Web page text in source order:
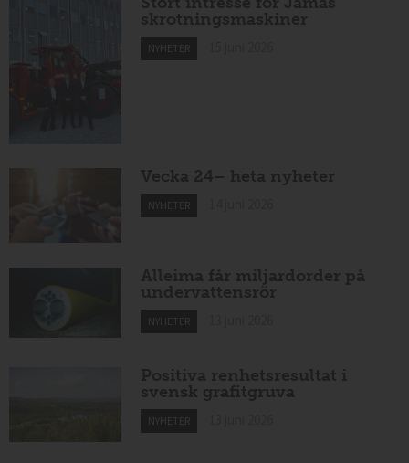
skrotningsmaskiner
NYHETER
Vecka 24– heta nyheter
NYHETER
Alleima får miljardorder på
undervattensrör
NYHETER
Positiva renhetsresultat i
svensk grafitgruva
NYHETER